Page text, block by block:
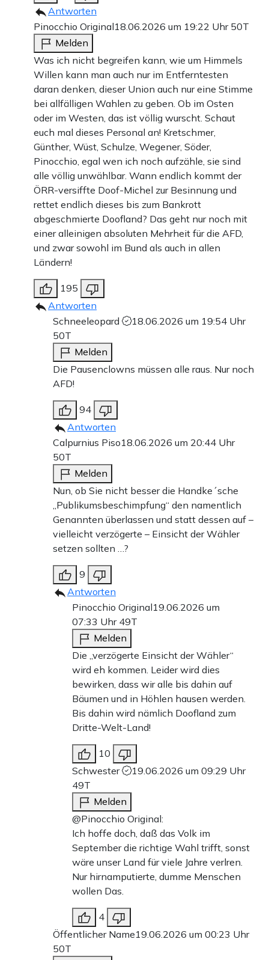
Antworten
Pinocchio Original18.06.2026 um 19:22 Uhr 50T
Melden
Was ich nicht begreifen kann, wie um Himmels
Willen kann man auch nur im Entferntesten
daran denken, dieser Union auch nur eine Stimme
bei allfälligen Wahlen zu geben. Ob im Osten
oder im Westen, das ist völlig wurscht. Schaut
euch mal dieses Personal an! Kretschmer,
Günther, Wüst, Schulze, Wegener, Söder,
Pinocchio, egal wen ich noch aufzähle, sie sind
alle völlig unwählbar. Wann endlich kommt der
ÖRR-versiffte Doof-Michel zur Besinnung und
rettet endlich dieses bis zum Bankrott
abgeschmierte Doofland? Das geht nur noch mit
einer alleinigen absoluten Mehrheit für die AFD,
und zwar sowohl im Bund als auch in allen
Ländern!
195
Antworten
Schneeleopard
18.06.2026 um 19:54 Uhr
50T
Melden
Die Pausenclowns müssen alle raus. Nur noch
AFD!
94
Antworten
Calpurnius Piso18.06.2026 um 20:44 Uhr
50T
Melden
Nun, ob Sie nicht besser die Handke´sche
„Publikumsbeschimpfung“ den namentlich
Genannten überlassen und statt dessen auf –
vielleicht verzögerte – Einsicht der Wähler
setzen sollten …?
9
Antworten
Pinocchio Original19.06.2026 um
07:33 Uhr 49T
Melden
Die „verzögerte Einsicht der Wähler“
wird eh kommen. Leider wird dies
bewirken, dass wir alle bis dahin auf
Bäumen und in Höhlen hausen werden.
Bis dahin wird nämlich Doofland zum
Dritte-Welt-Land!
10
Schwester
19.06.2026 um 09:29 Uhr
49T
Melden
@Pinocchio Original:
Ich hoffe doch, daß das Volk im
September die richtige Wahl trifft, sonst
wäre unser Land für viele Jahre verlren.
Nur hirnamputierte, dumme Menschen
wollen Das.
4
Öffentlicher Name19.06.2026 um 00:23 Uhr
50T